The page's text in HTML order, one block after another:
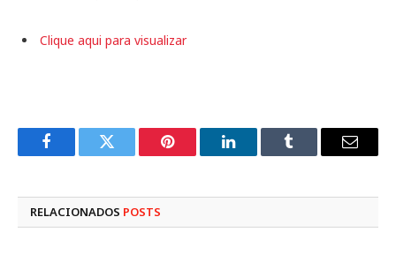
Clique aqui para visualizar
FacebookTwitter Pinterest LinkedInTumblr
E-
RELACIONADOS POSTS